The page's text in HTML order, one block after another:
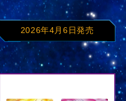
2026年4月6日発売